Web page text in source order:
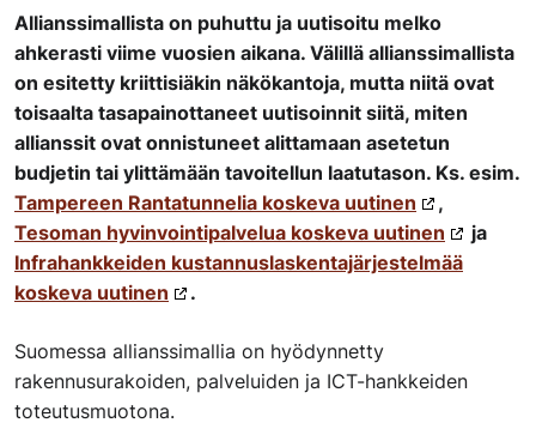
Allianssimallista on puhuttu ja uutisoitu melko
ahkerasti viime vuosien aikana. Välillä allianssimallista
on esitetty kriittisiäkin näkökantoja, mutta niitä ovat
toisaalta tasapainottaneet uutisoinnit siitä, miten
allianssit ovat onnistuneet alittamaan asetetun
budjetin tai ylittämään tavoitellun laatutason. Ks. esim.
Tampereen Rantatunnelia koskeva uutinen
,
Tesoman hyvinvointipalvelua koskeva uutinen
ja
Infrahankkeiden kustannuslaskentajärjestelmää
koskeva uutinen
.
Suomessa allianssimallia on hyödynnetty
rakennusurakoiden, palveluiden ja ICT-hankkeiden
toteutusmuotona.